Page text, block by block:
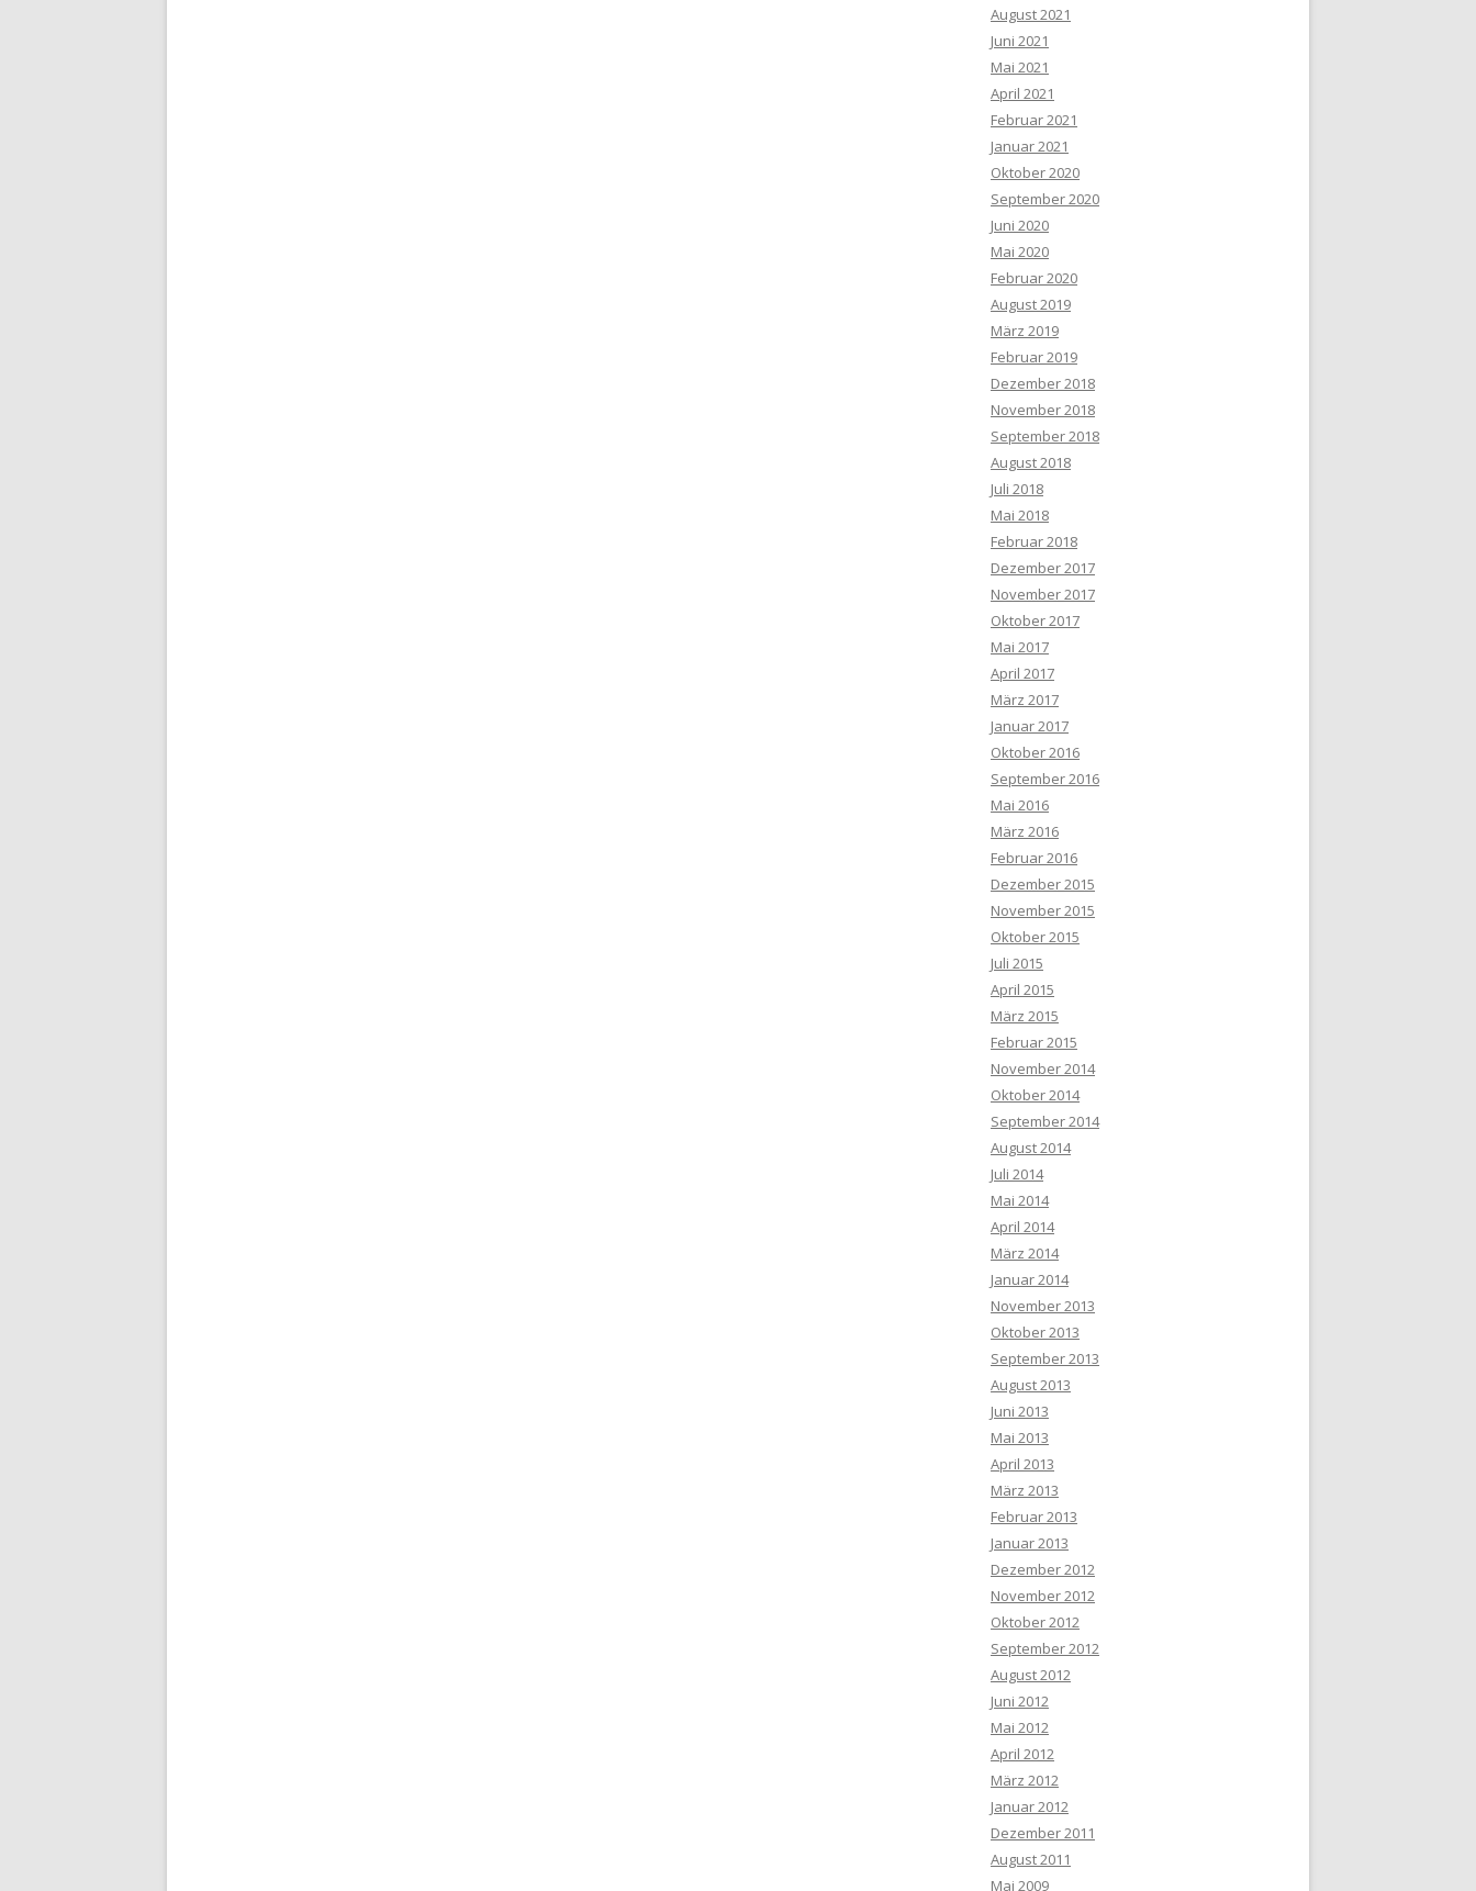
August 2021
Juni 2021
Mai 2021
April 2021
Februar 2021
Januar 2021
Oktober 2020
September 2020
Juni 2020
Mai 2020
Februar 2020
August 2019
März 2019
Februar 2019
Dezember 2018
November 2018
September 2018
August 2018
Juli 2018
Mai 2018
Februar 2018
Dezember 2017
November 2017
Oktober 2017
Mai 2017
April 2017
März 2017
Januar 2017
Oktober 2016
September 2016
Mai 2016
März 2016
Februar 2016
Dezember 2015
November 2015
Oktober 2015
Juli 2015
April 2015
März 2015
Februar 2015
November 2014
Oktober 2014
September 2014
August 2014
Juli 2014
Mai 2014
April 2014
März 2014
Januar 2014
November 2013
Oktober 2013
September 2013
August 2013
Juni 2013
Mai 2013
April 2013
März 2013
Februar 2013
Januar 2013
Dezember 2012
November 2012
Oktober 2012
September 2012
August 2012
Juni 2012
Mai 2012
April 2012
März 2012
Januar 2012
Dezember 2011
August 2011
Mai 2009